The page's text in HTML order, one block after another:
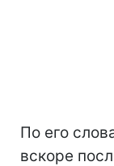
По его
вскоре